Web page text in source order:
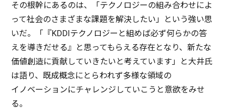
その根幹にあるのは、「テクノロジーの組み合わせによ
って社会のさまざまな課題を解決したい」という強い思
いだ。「『KDDIテクノロジー と組めば必ず何らかの答
えを導きだせる』と思ってもらえる存在 となり、新たな
価値創造に貢献 していきたいと考えています」と 大井氏
は語り、既成概念にとらわれず多様な領域の
イノベーションにチャレンジ していこうと 意欲をみせ
る。